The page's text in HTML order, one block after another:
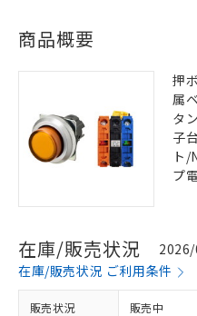
商品概要
押
属
タ
子
ト/
プ
在庫/販売状況
在庫/販売状況 ご利用条件
販売状況 販売中